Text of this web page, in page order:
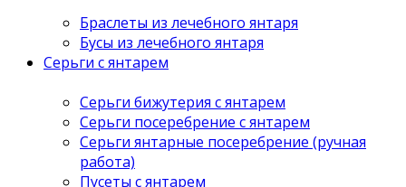
Браслеты из лечебного янтаря
Бусы из лечебного янтаря
Серьги с янтарем
Серьги бижутерия с янтарем
Серьги посеребрение с янтарем
Серьги янтарные посеребрение (ручная
работа)
Пусеты с янтарем